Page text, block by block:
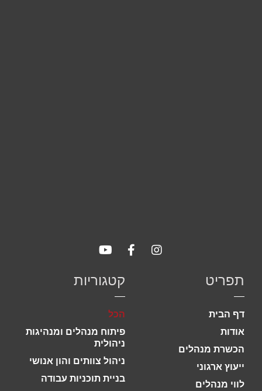
תפריט
דף הבית
אודות
הכשרת מנהלים
ייעוץ ארגוני
לווי מנהלים
קטגוריות
הכל
פיתוח מנהלים ומנהיגות
ניהולית
ניהול צוותים והון אנושי
בניית תוכניות עבודה